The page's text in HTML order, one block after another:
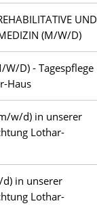
UND
(M/W/D)
W/D) - Tagespflege
Haus
w/d) in unserer
Lothar-
in unserer
Lothar-